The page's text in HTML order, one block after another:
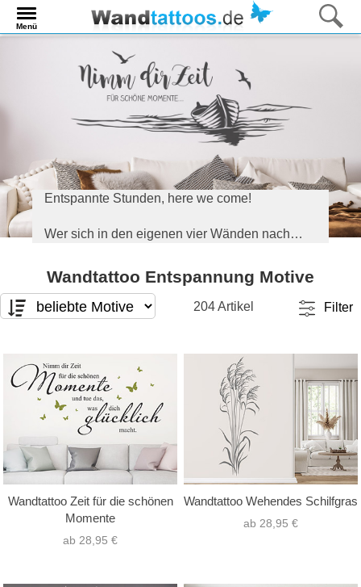
Menü
Entspannte Stunden, here we come!
Wer sich in den eigenen vier Wänden nach
seien diese Wandtattoos rund um das Thema
Entspannung ans Herz gelegt.
Tolle Tipps für eine entspannende
Wandtattoo Entspannung Motive
204 Artikel Filter
nur Text (39)
nur Motiv(57)
Text mit Motiv(108)
Hochformat
Querformat(139)
Quadrat (16)
Wandtattoo Zeit für die schönen
Momente
ab 28,95 €
Wandtattoo Wehendes Schilfgras
ab 28,95 €